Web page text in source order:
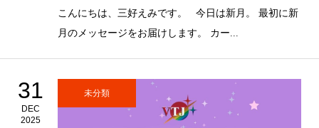
こんにちは、三好えみです。 今日は新月。 最初に新
月のメッセージをお届けします。 カー...
31
DEC
2025
未分類